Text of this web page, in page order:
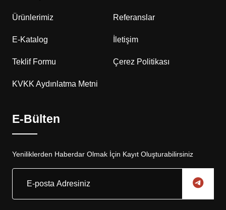
Ürünlerimiz Referanslar
E-Katalog İletişim
Teklif Formu Çerez Politikası
KVKK Aydınlatma Metni
E-Bülten
Yeniliklerden Haberdar Olmak İçin Kayıt Oluşturabilirsiniz